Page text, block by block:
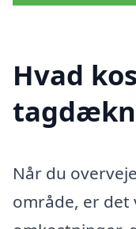
Hvad
Når du
område, er det